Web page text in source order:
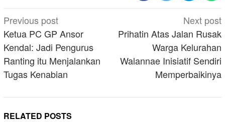
Post
navigation
Previous post
Ketua PC GP Ansor
Kendal: Jadi Pengurus
Ranting itu Menjalankan
Tugas Kenabian
Next post
Prihatin Atas Jalan Rusak
Warga Kelurahan
Walannae Inisiatif Sendiri
Memperbaikinya
RELATED POSTS